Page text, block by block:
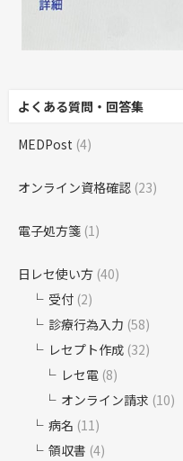
よくある質問・回答集
MEDPost (4)
オンライン資格確認 (23)
電子処方箋 (1)
日レセ使い方 (40)
受付 (2)
診療行為入力 (58)
レセプト作成 (32)
レセ電 (8)
オンライン請求 (10)
病名 (11)
領収書 (4)